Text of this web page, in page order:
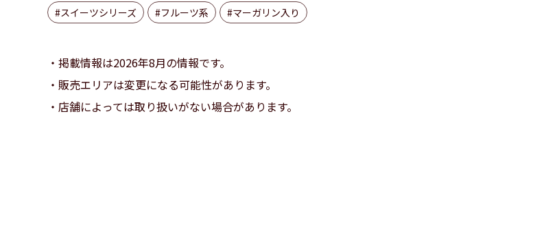
#スイーツシリーズ #フルーツ系 #マーガリン入り
掲載情報は2026年8月の情報です。
販売エリアは変更になる可能性があります。
店舗によっては取り扱いがない場合があります。